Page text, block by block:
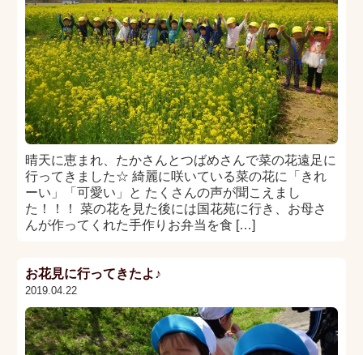
晴天に恵まれ、たかさんとつばめさんで菜の花遠足に
行ってきました☆ 綺麗に咲いている菜の花に「きれ
ーい」「可愛い」と たくさんの声が聞こえまし
た！！！ 菜の花を見た後には国花苑に行き、お母さ
んが作ってくれた手作りお弁当を食 […]
お花見に行ってきたよ♪
2019.04.22